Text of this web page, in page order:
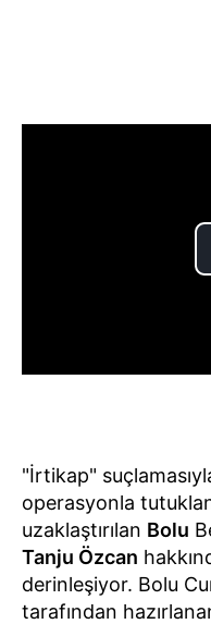
"İrtikap"
operasyonla
uzaklaştırılan Bolu
Tanju Özcan
derinleşiyor. Bolu
tarafından